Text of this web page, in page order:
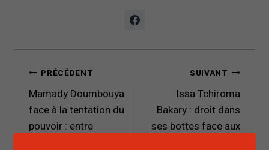
Navigation
de
l’article
PRÉCÉDENT
Mamady Doumbouya
face à la tentation du
pouvoir : entre
SUIVANT
Issa Tchiroma
Bakary : droit dans
ses bottes face aux